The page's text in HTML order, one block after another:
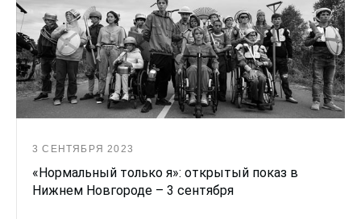
3 СЕНТЯБРЯ 2023
«Нормальный только я»: открытый показ в
Нижнем Новгороде – 3 сентября